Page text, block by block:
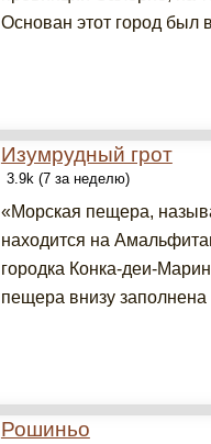
Основан этот город был
Изумрудный грот
3.9k (7 за неделю)
«Морская пещера,
находится на
городка Конка-деи-
пещера внизу
Рошиньо